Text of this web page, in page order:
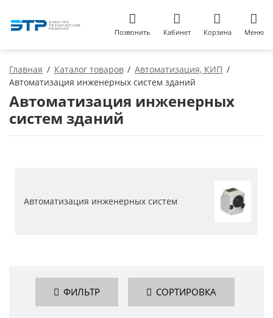
Позвонить Кабинет Корзина Меню
Главная Каталог товаров
Автоматизация, КИП
Автоматизация инженерных систем зданий
Автоматизация инженерных
систем зданий
Автоматизация инженерных систем
ФИЛЬТР СОРТИРОВКА